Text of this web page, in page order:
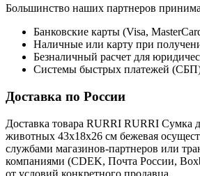
Большинство наших партнеров
Банковские карты (Visa,
Наличные или карту при
Безналичный расчет для
Системы быстрых платежей
Доставка по России
Доставка товара RURRI RURRI Сумка
животных 43х18х26 см бежевая
службами магазинов-партнеров или
компаниями (CDEK, Почта России,
от условий конкретного продавца.